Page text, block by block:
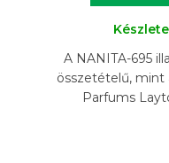
A NANITA-695
összetételű, mint
Parfums